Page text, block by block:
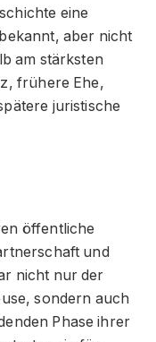
eine
aber nicht
am stärksten
frühere Ehe,
juristische
öffentliche
und
nicht nur der
sondern auch
Phase ihrer